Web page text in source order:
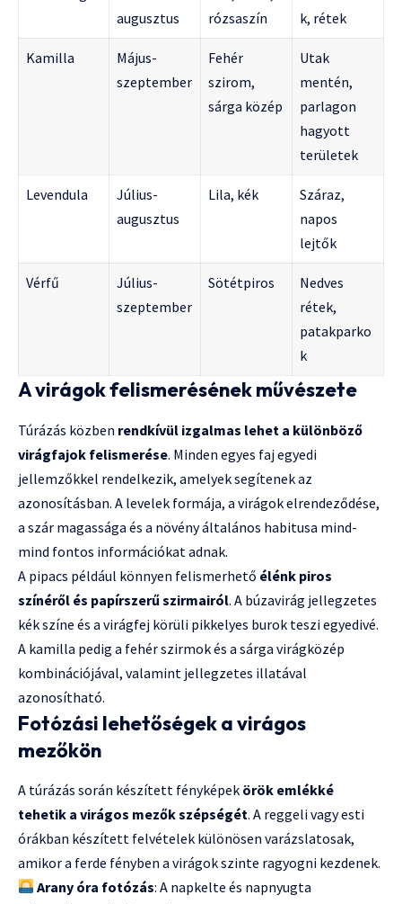
augusztus
rózsaszín
k, rétek
Kamilla
Május-
szeptember
Fehér
szirom,
sárga közép
Utak
mentén,
parlagon
hagyott
területek
Levendula
Július-
augusztus
Lila, kék
Száraz,
napos
lejtők
Vérfű
Július-
szeptember
Sötétpiros
Nedves
rétek,
patakparko
k
A virágok felismerésének művészete
Túrázás közben rendkívül izgalmas lehet a különböző
virágfajok felismerése. Minden egyes faj egyedi
jellemzőkkel rendelkezik, amelyek segítenek az
azonosításban. A levelek formája, a virágok elrendeződése,
a szár magassága és a növény általános habitusa mind-
mind fontos információkat adnak.
A pipacs például könnyen felismerhető élénk piros
színéről és papírszerű szirmairól. A búzavirág jellegzetes
kék színe és a virágfej körüli pikkelyes burok teszi egyedivé.
A kamilla pedig a fehér szirmok és a sárga virágközép
kombinációjával, valamint jellegzetes illatával
azonosítható.
Fotózási lehetőségek a virágos
mezőkön
A túrázás során készített fényképek örök emlékké
tehetik a virágos mezők szépségét. A reggeli vagy esti
órákban készített felvételek különösen varázslatosak,
amikor a ferde fényben a virágok szinte ragyogni kezdenek.
Arany óra fotózás: A napkelte és napnyugta